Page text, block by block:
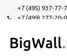
+7 (495) 937-77-
+7 (499) 277-20-